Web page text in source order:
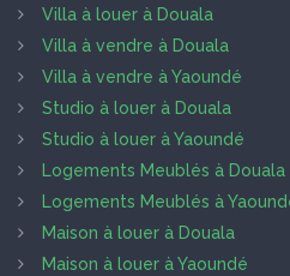
Villa à louer à Douala
Villa à vendre à Douala
Villa à vendre à Yaoundé
Studio à louer à Douala
Studio à louer à Yaoundé
Logements Meublés à Douala
Logements Meublés à
Maison à louer à Douala
Maison à louer à Yaoundé